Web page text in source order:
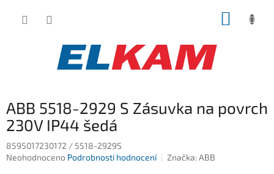
ABB 5518-2929 S Zásuvka na povrch
230V IP44 šedá
8595017230172 / 5518-2929S
Průměrné
Neohodnoceno Podrobnosti hodnocení Značka:ABB